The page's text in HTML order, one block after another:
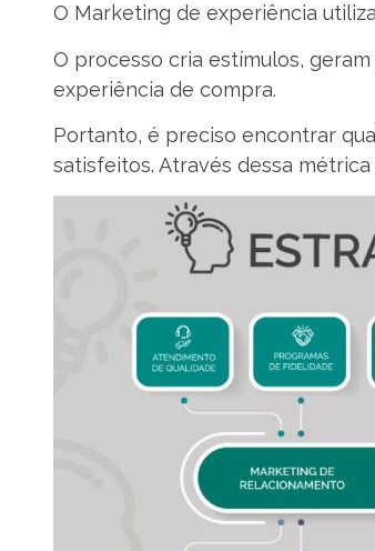
O Marketing de experiência
O processo cria estímulos,
experiência de compra.
Portanto, é preciso encontrar
satisfeitos. Através dessa